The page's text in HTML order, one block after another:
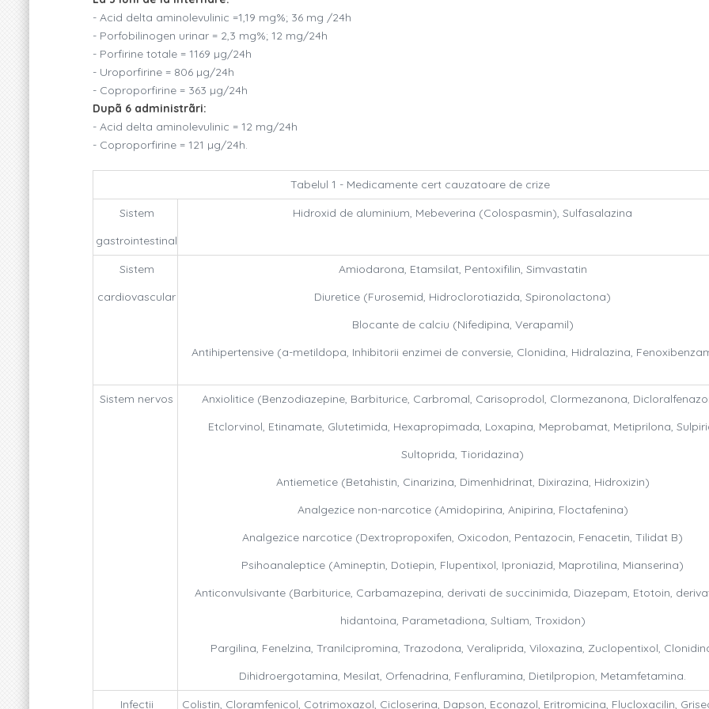
- Acid delta aminolevulinic =1,19 mg%; 36 mg /24h
- Porfobilinogen urinar = 2,3 mg%; 12 mg/24h
- Porfirine totale = 1169 µg/24h
- Uroporfirine = 806 µg/24h
- Coproporfirine = 363 µg/24h
Dupã 6 administrãri:
- Acid delta aminolevulinic = 12 mg/24h
- Coproporfirine = 121 µg/24h.
Tabelul 1 - Medicamente cert cauzatoare de crize
Sistem
gastrointestinal
Hidroxid de aluminium, Mebeverina (Colospasmin), Sulfasalazina
Sistem
cardiovascular
Amiodarona, Etamsilat, Pentoxifilin, Simvastatin
Diuretice (Furosemid, Hidroclorotiazida, Spironolactona)
Blocante de calciu (Nifedipina, Verapamil)
Antihipertensive (a-metildopa, Inhibitorii enzimei de conversie, Clonidina, Hidralazina,
Sistem nervos
Anxiolitice (Benzodiazepine, Barbiturice, Carbromal, Carisoprodol, Clormezanona,
Etclorvinol, Etinamate, Glutetimida, Hexapropimada, Loxapina, Meprobamat, Metiprilona,
Sultoprida, Tioridazina)
Antiemetice (Betahistin, Cinarizina, Dimenhidrinat, Dixirazina, Hidroxizin)
Analgezice non-narcotice (Amidopirina, Anipirina, Floctafenina)
Analgezice narcotice (Dextropropoxifen, Oxicodon, Pentazocin, Fenacetin, Tilidat B)
Psihoanaleptice (Amineptin, Dotiepin, Flupentixol, Iproniazid, Maprotilina, Mianserina)
Anticonvulsivante (Barbiturice, Carbamazepina, derivati de succinimida, Diazepam, Etotoin,
hidantoina, Parametadiona, Sultiam, Troxidon)
Pargilina, Fenelzina, Tranilcipromina, Trazodona, Veraliprida, Viloxazina, Zuclopentixol,
Dihidroergotamina, Mesilat, Orfenadrina, Fenfluramina, Dietilpropion, Metamfetamina.
Infectii
Colistin, Cloramfenicol, Cotrimoxazol, Cicloserina, Dapson, Econazol, Eritromicina, Flucloxacilin,